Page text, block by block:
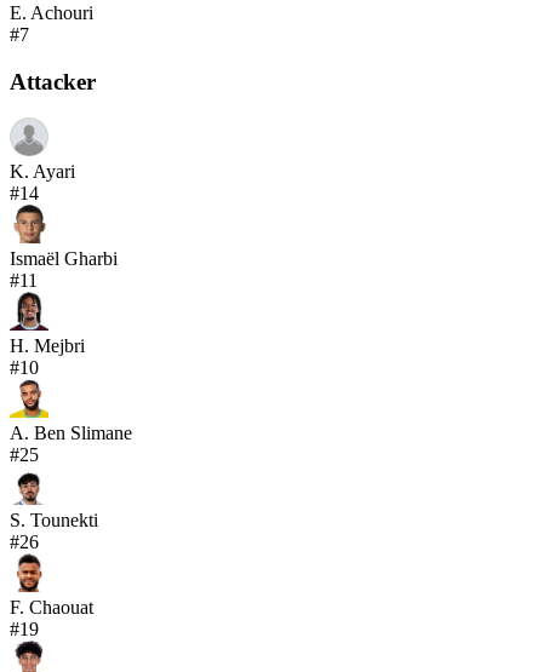
E. Achouri
#7
Attacker
K. Ayari
#14
Ismaël Gharbi
#11
H. Mejbri
#10
A. Ben Slimane
#25
S. Tounekti
#26
F. Chaouat
#19